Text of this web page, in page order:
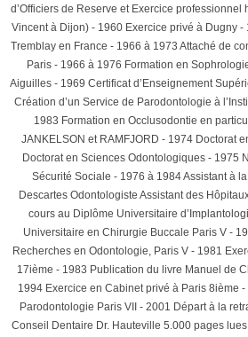
d’Officiers de Reserve et Exercice
Vincent à Dijon) - 1960 Exercice privé à Dugny
Tremblay en France - 1966 à 1973 Attaché de
Paris - 1966 à 1976 Formation en
Aiguilles - 1969 Certificat d’Enseignement
Création d’un Service de Parodontologie à
1983 Formation en Occlusodontie en
JANKELSON et RAMFJORD - 1974 Doctorat
Doctorat en Sciences Odontologiques - 1975
Sécurité Sociale - 1976 à 1984 Assistant à
Descartes Odontologiste Assistant des
cours au Diplôme Universitaire
Universitaire en Chirurgie Buccale Paris V -
Recherches en Odontologie, Paris V - 1981
17ième - 1983 Publication du livre Manuel de
1994 Exercice en Cabinet privé à Paris 8ième
Parodontologie Paris VII - 2001 Départ à la
Conseil Dentaire Dr. Hauteville 5.000 pages